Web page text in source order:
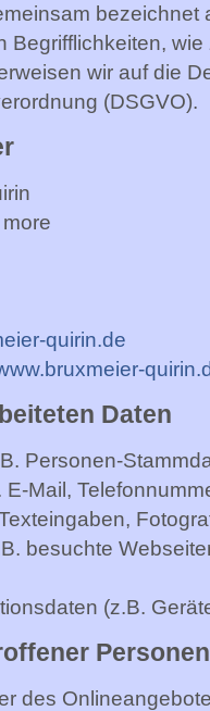
bezeichnet
Begrifflichkeiten, wie
wir auf die
(DSGVO).
quirin.de
Daten
Personen-
Mail,
besuchte
(z.B.
Personen
des